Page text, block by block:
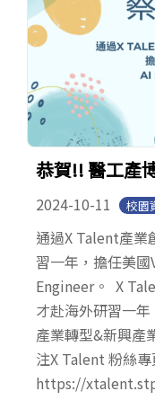
恭賀!! 醫工產
2024-10-11 校園
通過X Talent產業
習一年，擔任美
Engineer。 X
才赴海外研習一
產業轉型&新興產
注X Talent 粉絲
https://